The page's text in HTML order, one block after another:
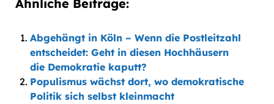
Ähnliche Beiträge:
Abgehängt in Köln – Wenn die Postleitzahl
entscheidet: Geht in diesen Hochhäusern
die Demokratie kaputt?
Populismus wächst dort, wo demokratische
Politik sich selbst kleinmacht